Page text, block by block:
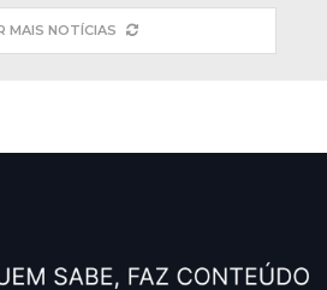
MAIS NOTÍCIAS